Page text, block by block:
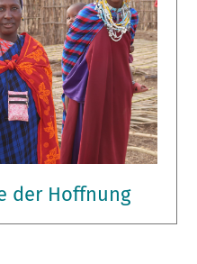
der Hoffnung